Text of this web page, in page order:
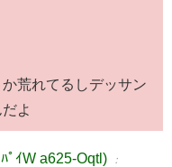
荒れてるしデッサン
よ
ﾟｲW a625-Oqtl) ：